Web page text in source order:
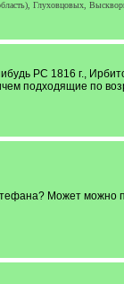
Глуховцовых,
РС 1816 г.,
подходящие по
Может можно